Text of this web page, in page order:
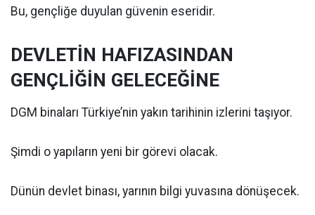
Bu, gençliğe duyulan güvenin eseridir.
DEVLETİN HAFIZASINDAN
GENÇLİĞİN GELECEĞİNE
DGM binaları Türkiye’nin yakın tarihinin izlerini taşıyor.
Şimdi o yapıların yeni bir görevi olacak.
Dünün devlet binası, yarının bilgi yuvasına dönüşecek.